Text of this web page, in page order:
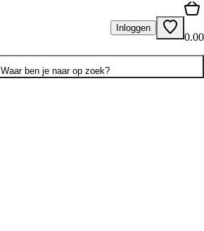
Inloggen
0.00
Waar ben je naar op zoek?